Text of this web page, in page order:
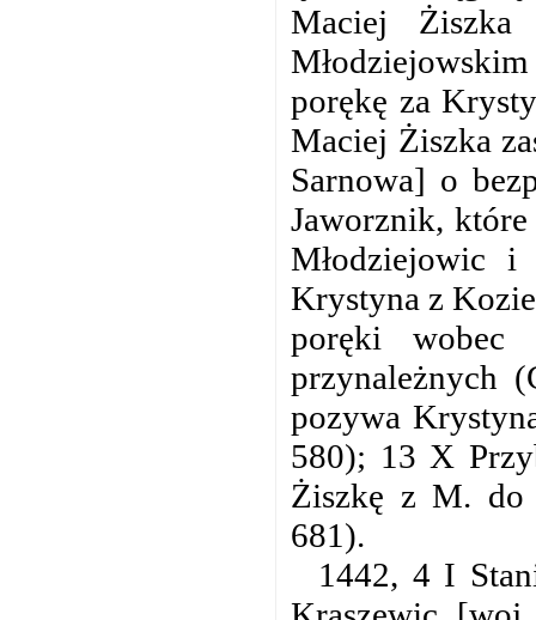
Maciej
porękę za
Maciej Żiszka
Sarnowa] o
Jaworznik, które
Młodziejowic i
Krystyna z
poręki
przynależnych
pozywa
580); 13 X
Żiszkę z M. do
681).
1442, 4 I